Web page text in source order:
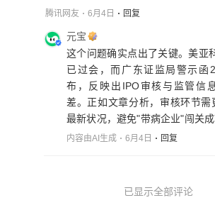
腾讯网友 6月4日 回复
元宝
这个问题确实点出了关键。美亚
已过会，而广东证监局警示函
布，反映出IPO审核与监管信
差。正如文章分析，审核环节需
最新状况，避免"带病企业"闯关成
内容由AI生成 6月4日 回复
已显示全部评论